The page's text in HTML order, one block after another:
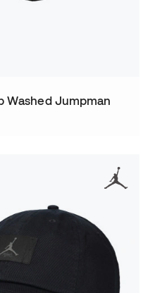
Washed Jumpman